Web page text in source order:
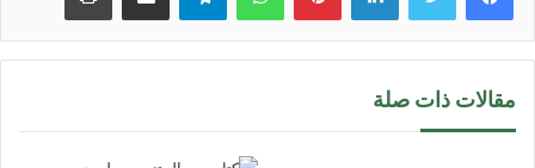
مقالات ذات صلة